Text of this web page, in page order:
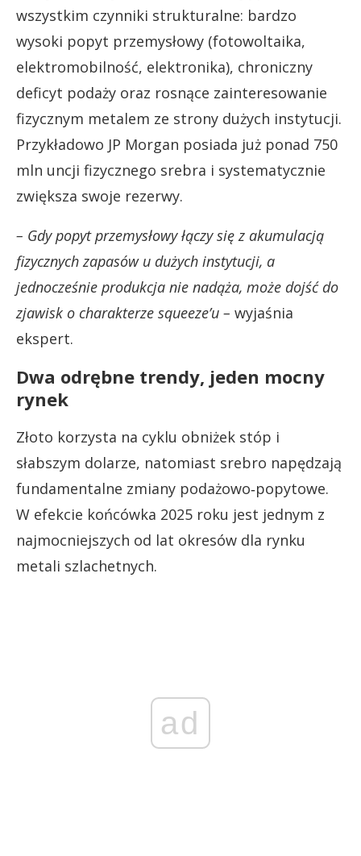
wszystkim czynniki strukturalne: bardzo
wysoki popyt przemysłowy (fotowoltaika,
elektromobilność, elektronika), chroniczny
deficyt podaży oraz rosnące zainteresowanie
fizycznym metalem ze strony dużych instytucji.
Przykładowo JP Morgan posiada już ponad 750
mln uncji fizycznego srebra i systematycznie
zwiększa swoje rezerwy.
– Gdy popyt przemysłowy łączy się z akumulacją
fizycznych zapasów u dużych instytucji, a
jednocześnie produkcja nie nadąża, może dojść do
zjawisk o charakterze squeeze’u – wyjaśnia
ekspert.
Dwa odrębne trendy, jeden mocny
rynek
Złoto korzysta na cyklu obniżek stóp i
słabszym dolarze, natomiast srebro napędzają
fundamentalne zmiany podażowo‑popytowe.
W efekcie końcówka 2025 roku jest jednym z
najmocniejszych od lat okresów dla rynku
metali szlachetnych.
ad